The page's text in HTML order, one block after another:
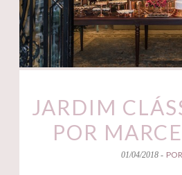
JARDIM
POR
01/04/2018 -